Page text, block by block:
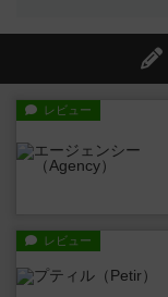
レビュー
レビュー